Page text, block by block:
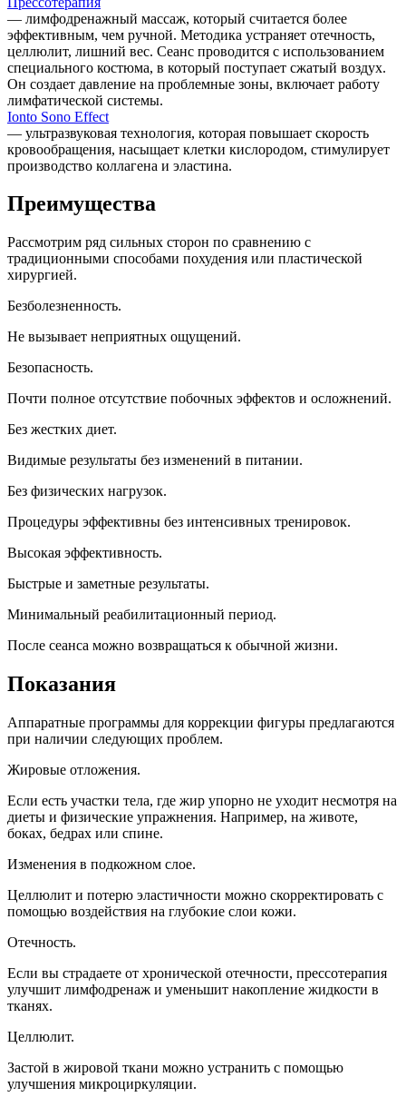
— лимфодренажный массаж, который считается более
эффективным, чем ручной. Методика устраняет отечность,
целлюлит, лишний вес. Сеанс проводится с использованием
специального костюма, в который поступает сжатый воздух.
Он создает давление на проблемные зоны, включает работу
лимфатической системы.
Ionto Sono Effect
— ультразвуковая технология, которая повышает скорость
кровообращения, насыщает клетки кислородом, стимулирует
производство коллагена и эластина.
Преимущества
Рассмотрим ряд сильных сторон по сравнению с
традиционными способами похудения или пластической
хирургией.
Безболезненность.
Не вызывает неприятных ощущений.
Безопасность.
Почти полное отсутствие побочных эффектов и осложнений.
Без жестких диет.
Видимые результаты без изменений в питании.
Без физических нагрузок.
Процедуры эффективны без интенсивных тренировок.
Высокая эффективность.
Быстрые и заметные результаты.
Минимальный реабилитационный период.
После сеанса можно возвращаться к обычной жизни.
Показания
Аппаратные программы для коррекции фигуры предлагаются
при наличии следующих проблем.
Жировые отложения.
Если есть участки тела, где жир упорно не уходит несмотря на
диеты и физические упражнения. Например, на животе,
боках, бедрах или спине.
Изменения в подкожном слое.
Целлюлит и потерю эластичности можно скорректировать с
помощью воздействия на глубокие слои кожи.
Отечность.
Если вы страдаете от хронической отечности, прессотерапия
улучшит лимфодренаж и уменьшит накопление жидкости в
тканях.
Целлюлит.
Застой в жировой ткани можно устранить с помощью
улучшения микроциркуляции.